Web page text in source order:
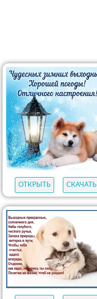
ОТКРЫТЬ
СКАЧАТЬ